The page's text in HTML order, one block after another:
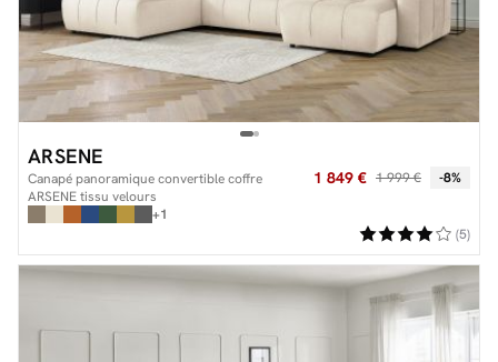
ARSENE
Canapé panoramique convertible coffre
ARSENE tissu velours
1 849 € 1 999 € -8%
+1
(5)